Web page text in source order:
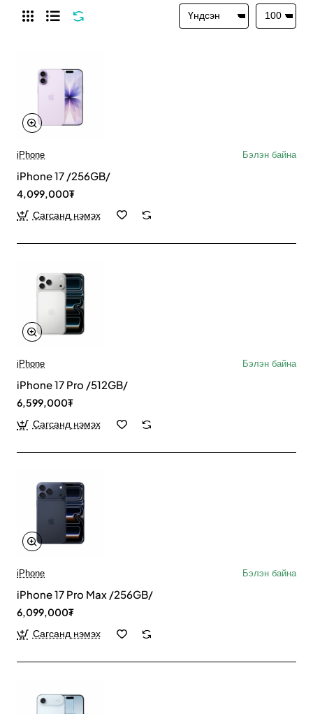
iPhone Бэлэн байна
iPhone 17 /256GB/
4,099,000₮
Сагсанд нэмэх
iPhone Бэлэн байна
iPhone 17 Pro /512GB/
6,599,000₮
Сагсанд нэмэх
iPhone Бэлэн байна
iPhone 17 Pro Max /256GB/
6,099,000₮
Сагсанд нэмэх